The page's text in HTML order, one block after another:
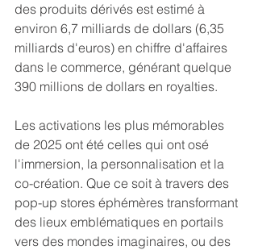
des produits dérivés est estimé à
environ 6,7 milliards de dollars (6,35
milliards d'euros) en chiffre d'affaires
dans le commerce, générant quelque
390 millions de dollars en royalties.
Les activations les plus mémorables
de 2025 ont été celles qui ont osé
l'immersion, la personnalisation et la
co-création. Que ce soit à travers des
pop-up stores éphémères transformant
des lieux emblématiques en portails
vers des mondes imaginaires, ou des